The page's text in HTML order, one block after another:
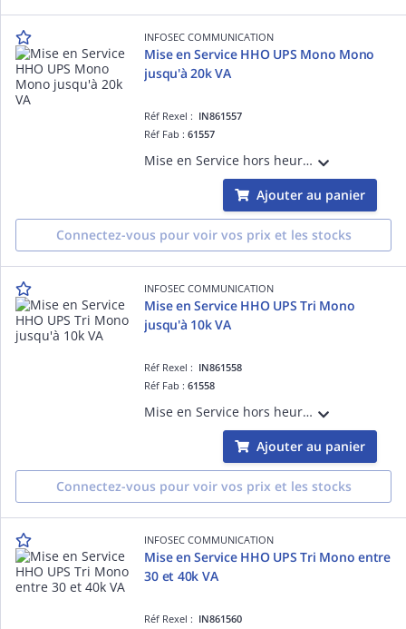
INFOSEC COMMUNICATION
Mise en Service HHO UPS Mono Mono
jusqu'à 20k VA
Réf Rexel : IN861557
Réf Fab :61557
Mise en Service hors heures ouvrées Onduleur Mono Mono jusqu'à 20k VA (D365) Hors Manutention, Enlèvement, Recyclage sur toutes les refs
Ajouter au panier
Connectez-vous pour voir vos prix et les stocks
INFOSEC COMMUNICATION
Mise en Service HHO UPS Tri Mono
jusqu'à 10k VA
Réf Rexel : IN861558
Réf Fab :61558
Mise en Service hors heures ouvrées Onduleur Tri Mono jusqu'à 10k VA (D365) Hors Manutention, Enlèvement, Recyclage sur toutes les refs
Ajouter au panier
Connectez-vous pour voir vos prix et les stocks
INFOSEC COMMUNICATION
Mise en Service HHO UPS Tri Mono entre
30 et 40k VA
Réf Rexel : IN861560